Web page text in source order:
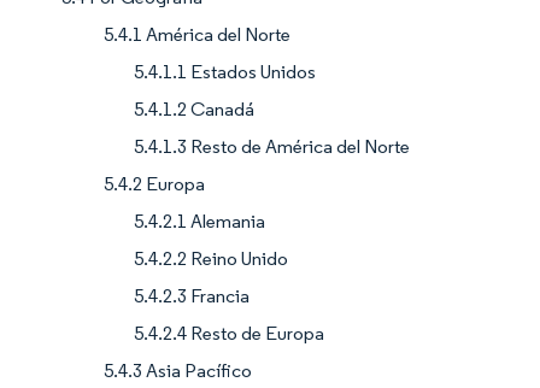
5.4.1 América del Norte
5.4.1.1 Estados Unidos
5.4.1.2 Canadá
5.4.1.3 Resto de América del Norte
5.4.2 Europa
5.4.2.1 Alemania
5.4.2.2 Reino Unido
5.4.2.3 Francia
5.4.2.4 Resto de Europa
5.4.3 Asia Pacífico